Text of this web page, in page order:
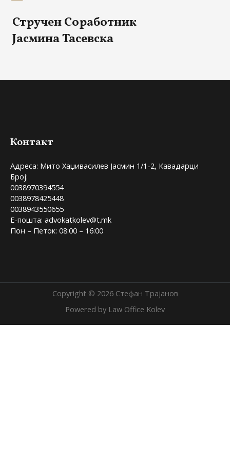
Стручен Соработник
Јасмина Тасевска
Контакт
Адреса: Мито Хаџивасилев Јасмин 1/1-2, Кавадарци
Број:
0038970394554
0038978425448
0038943550655
Е-пошта: advokatkolev@t.mk
Пон – Петок: 08:00 – 16:00
Copyright © 2026 Стефан Трајанов
Powered by Law Office Kolev